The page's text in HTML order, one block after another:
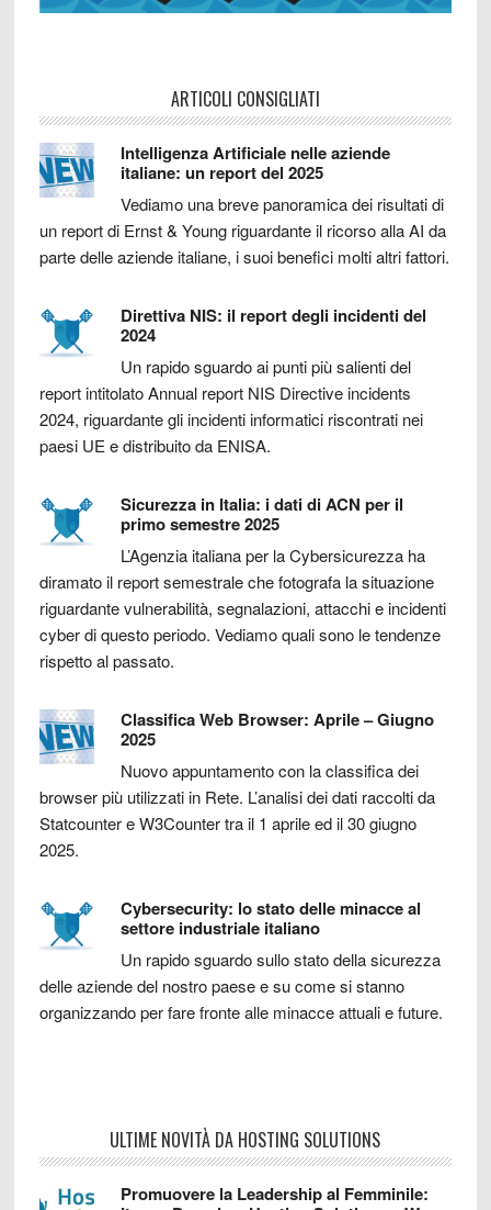
ARTICOLI CONSIGLIATI
Intelligenza Artificiale nelle aziende
italiane: un report del 2025
Vediamo una breve panoramica dei risultati di
un report di Ernst & Young riguardante il ricorso alla AI da
parte delle aziende italiane, i suoi benefici molti altri fattori.
Direttiva NIS: il report degli incidenti del
2024
Un rapido sguardo ai punti più salienti del
report intitolato Annual report NIS Directive incidents
2024, riguardante gli incidenti informatici riscontrati nei
paesi UE e distribuito da ENISA.
Sicurezza in Italia: i dati di ACN per il
primo semestre 2025
L’Agenzia italiana per la Cybersicurezza ha
diramato il report semestrale che fotografa la situazione
riguardante vulnerabilità, segnalazioni, attacchi e incidenti
cyber di questo periodo. Vediamo quali sono le tendenze
rispetto al passato.
Classifica Web Browser: Aprile – Giugno
2025
Nuovo appuntamento con la classifica dei
browser più utilizzati in Rete. L’analisi dei dati raccolti da
Statcounter e W3Counter tra il 1 aprile ed il 30 giugno
2025.
Cybersecurity: lo stato delle minacce al
settore industriale italiano
Un rapido sguardo sullo stato della sicurezza
delle aziende del nostro paese e su come si stanno
organizzando per fare fronte alle minacce attuali e future.
ULTIME NOVITÀ DA HOSTING SOLUTIONS
Promuovere la Leadership al Femminile: